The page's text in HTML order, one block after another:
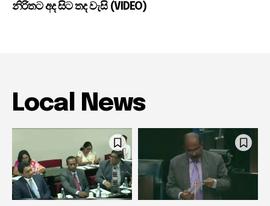
නිරිතට අද සිට තද වැසි (VIDEO)
Local News